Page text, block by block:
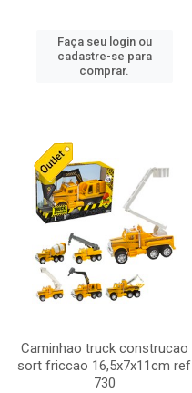
Faça seu login ou
cadastre-se para
comprar.
Caminhao truck construcao
sort friccao 16,5x7x11cm ref
730